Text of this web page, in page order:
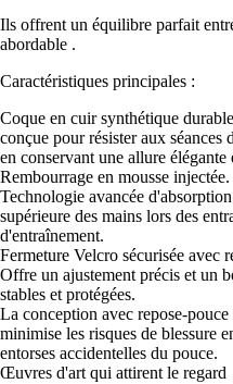
Ils offrent un équilibre parfait
abordable .
Caractéristiques principales :
Coque en cuir synthétique
conçue pour résister aux séances
en conservant une allure élégante
Rembourrage en mousse injectée.
Technologie avancée
supérieure des mains lors des
d'entraînement.
Fermeture Velcro sécurisée avec
Offre un ajustement précis et un
stables et protégées.
La conception avec repose-pouce
minimise les risques de blessure
entorses accidentelles du pouce.
Œuvres d'art qui attirent le regard